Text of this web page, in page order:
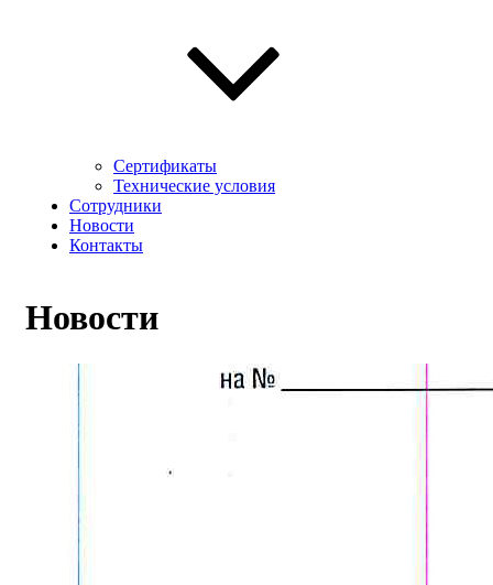
Сертификаты
Технические условия
Сотрудники
Новости
Контакты
Новости